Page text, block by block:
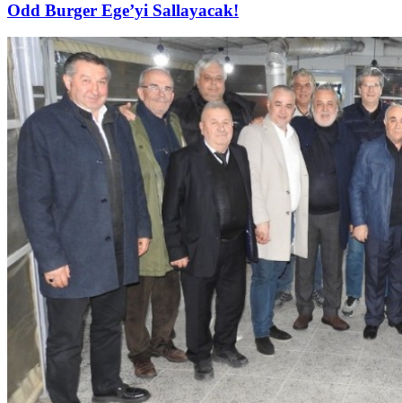
Odd Burger Ege’yi Sallayacak!